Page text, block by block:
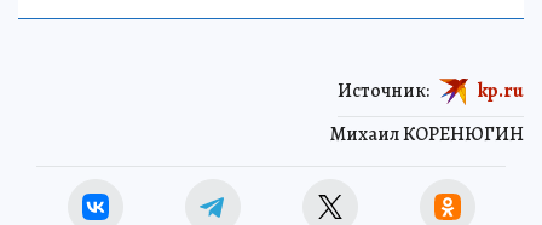
Михаил КОРЕНЮГИН
Источник: kp.ru